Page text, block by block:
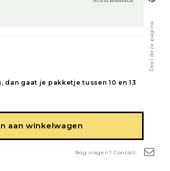
Deel deze pagina
Nog vragen? Contact:
dan gaat je pakketje tussen 10 en 13
aan winkelwagen